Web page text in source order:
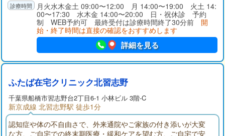
月火水木金土 09:00〜12:00 月 14:00〜19:00 火土 14:
00〜17:30 水木金 14:00〜20:00 日・祝休診 予約
制 WEB予約可 最終受付は診療時間終了30分前 開
始・終了時間は直接の確認をおすすめします
詳細を見る
ふたば在宅クリニック北習志野
千葉県船橋市習志野台2丁目6-1 小林ビル 3階-C
新京成線 北習志野駅 徒歩1分
認知症や体の不自由さで、外来通院やご家族の付き添いが大変
な方、ご自宅での終末期医療・緩和ケアを望む方、ご自宅で安